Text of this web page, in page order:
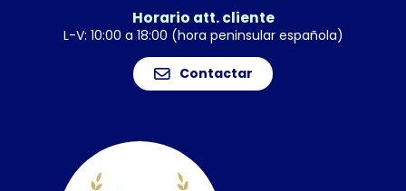
Horario att. cliente
L-V: 10:00 a 18:00 (hora peninsular española)
Contactar